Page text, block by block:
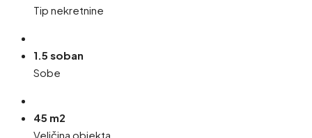
Tip nekretnine
1.5 soban
Sobe
45 m2
Veličina objekta